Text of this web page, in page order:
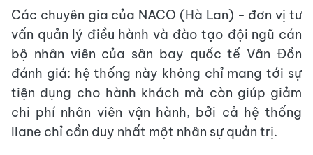
Các chuyên gia của NACO (Hà Lan) - đơn vị tư
vấn quản lý điều hành và đào tạo đội ngũ cán
bộ nhân viên của sân bay quốc tế Vân Đồn
đánh giá: hệ thống này không chỉ mang tới sự
tiện dụng cho hành khách mà còn giúp giảm
chi phí nhân viên vận hành, bởi cả hệ thống
Ilane chỉ cần duy nhất một nhân sự quản trị.